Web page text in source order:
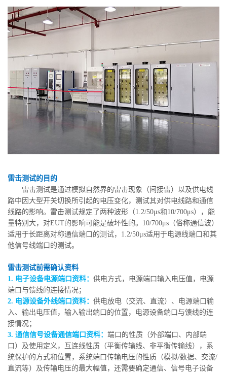
雷击测试的目的
雷击测试是通过模拟自然界的雷击现象（间接雷）以及供电线
路中因大型开关切换所引起的电压变化，测试其对供电线路和通信
线路的影响。雷击测试规定了两种波形（1.2/50μs和10/700μs），能
量特别大，对EUT的影响可能是破坏性的。10/700μs（俗称通信波）
适用于长距离对称通信端口的测试，1.2/50μs适用于电源线端口和其
他信号线端口的测试。
雷击测试前需确认资料
1. 电子设备电源端口资料： 供电方式，电源端口输入电压值，电源
端口与馈线的连接情况；
2. 电源设备外线端口资料： 供电放电（交流、直流）、电源端口输
入、输出电压值，输入输出端口的位置，电源设备端口与馈线的连
接情况；
3. 通信信号设备通信端口资料： 端口的性质（外部端口、内部端
口）及使用定义，互连线性质（平衡传输线、非平衡传输线），系
统保护的方式和位置，系统端口传输电压的性质（模拟/数据、交流/
直流等）及传输电压的最大幅值，还需要确定通信、信号电子设备
心
联
系
我